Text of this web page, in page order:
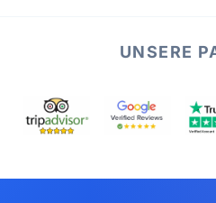
UNSERE